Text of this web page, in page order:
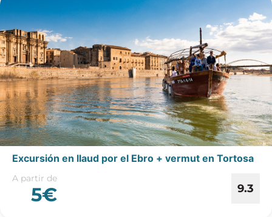
Excursión en llaud por el Ebro + vermut en Tortosa
A partir de
5€ 9.3